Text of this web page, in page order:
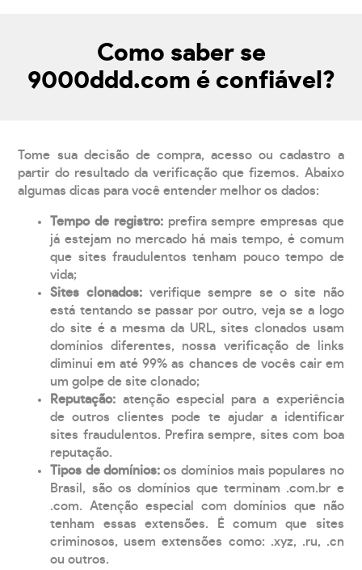
Como saber se
9000ddd.com é confiável?
Tome sua decisão de compra, acesso ou cadastro a
partir do resultado da verificação que fizemos. Abaixo
algumas dicas para você entender melhor os dados:
Tempo de registro: prefira sempre empresas que
já estejam no mercado há mais tempo, é comum
que sites fraudulentos tenham pouco tempo de
vida;
Sites clonados: verifique sempre se o site não
está tentando se passar por outro, veja se a logo
do site é a mesma da URL, sites clonados usam
domínios diferentes, nossa verificação de links
diminui em até 99% as chances de vocês cair em
um golpe de site clonado;
Reputação: atenção especial para a experiência
de outros clientes pode te ajudar a identificar
sites fraudulentos. Prefira sempre, sites com boa
reputação.
Tipos de domínios:os domínios mais populares no
Brasil, são os domínios que terminam .com.br e
.com. Atenção especial com domínios que não
tenham essas extensões. É comum que sites
criminosos, usem extensões como: .xyz, .ru, .cn
ou outros.